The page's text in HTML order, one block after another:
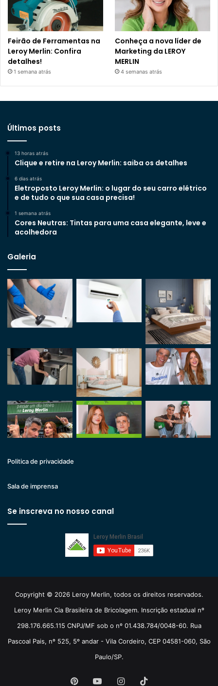
Feirão de Ferramentas na
Leroy Merlin: Confira
detalhes!
1 semana atrás
Conheça a nova líder de
Marketing da LEROY
MERLIN
4 semanas atrás
Últimos posts
13 horas atrás
Clique e retire na Leroy Merlin: saiba os detalhes
6 dias atrás
Eletroposto Leroy Merlin: o lugar do seu carro elétrico
e de tudo o que sua casa precisa!
1 semana atrás
Cores Neutras: Tintas para uma casa elegante, leve e
acolhedora
Galeria
Politica de privacidade
Sala de imprensa
Se inscreva no nosso canal
Copyright © 2026 Leroy Merlin, todos os direitos reservados.
Leroy Merlin Cia Brasileira de Bricolagem. Inscrição estadual nº
298.176.665.115 CNPJ/MF sob o nº 01.438.784/0048-60. Rua
Pascoal Pais, nº 525, 5º andar - Vila Cordeiro, CEP 04581-060, São
Paulo/SP.
PinterestYouTubeInstagram